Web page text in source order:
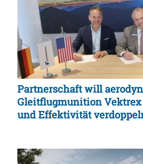
Partnerschaft will
Gleitflugmunition
und Effektivität